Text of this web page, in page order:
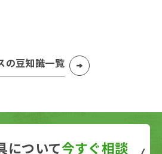
の豆知識一覧
について今すぐ相談